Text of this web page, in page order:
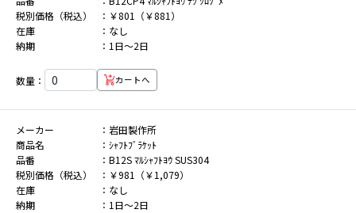
税別価格（税込）
￥801（￥881）
在庫
なし
納期
1日～2日
数量： カートへ
メーカー
岩田製作所
商品名
ｼｬﾌﾄﾌﾞﾗｹｯﾄ
品番
B12S ﾏﾙｼｬﾌﾄﾖｳ SUS304
税別価格（税込）
￥981（￥1,079）
在庫
なし
納期
1日～2日